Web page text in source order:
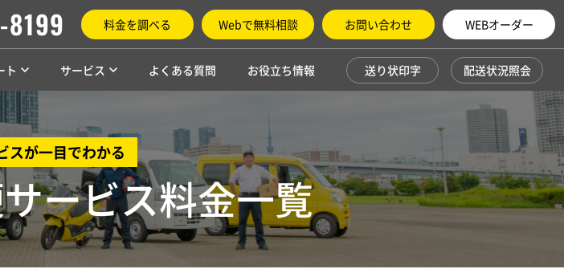
8199 料金を調べる Webで無料相談 お問い合わせ WEBオーダー
ト サービス よくある質問 お役立ち情報 送り状印字 配送状況照会
スが一目でわかる
ービス料金一覧